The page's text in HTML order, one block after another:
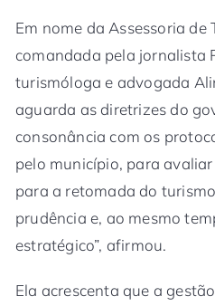
Em nome da Assessoria de
comandada pela jornalista
turismóloga e advogada
aguarda as diretrizes do
consonância com os
pelo município, para
para a retomada do
prudência e, ao mesmo
estratégico”, afirmou.
Ela acrescenta que a